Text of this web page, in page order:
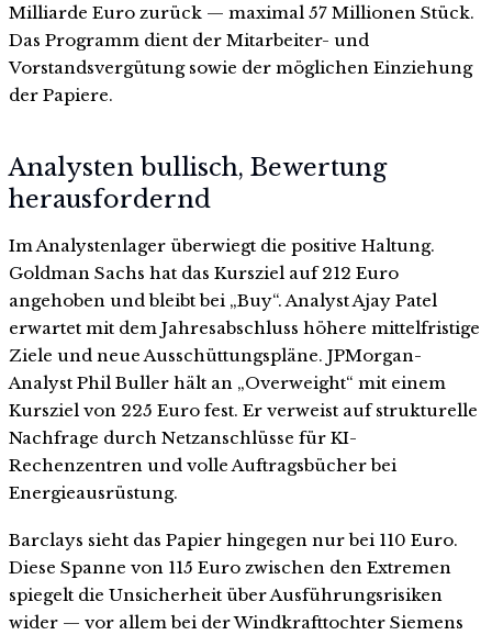
Milliarde Euro zurück — maximal 57 Millionen Stück.
Das Programm dient der Mitarbeiter- und
Vorstandsvergütung sowie der möglichen Einziehung
der Papiere.
Analysten bullisch, Bewertung
herausfordernd
Im Analystenlager überwiegt die positive Haltung.
Goldman Sachs hat das Kursziel auf 212 Euro
angehoben und bleibt bei „Buy“. Analyst Ajay Patel
erwartet mit dem Jahresabschluss höhere mittelfristige
Ziele und neue Ausschüttungspläne. JPMorgan-
Analyst Phil Buller hält an „Overweight“ mit einem
Kursziel von 225 Euro fest. Er verweist auf strukturelle
Nachfrage durch Netzanschlüsse für KI-
Rechenzentren und volle Auftragsbücher bei
Energieausrüstung.
Barclays sieht das Papier hingegen nur bei 110 Euro.
Diese Spanne von 115 Euro zwischen den Extremen
spiegelt die Unsicherheit über Ausführungsrisiken
wider — vor allem bei der Windkrafttochter Siemens